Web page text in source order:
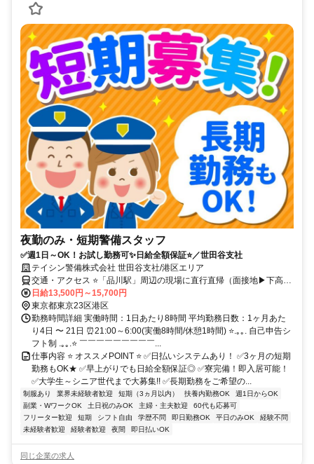
夜勤のみ・短期警備スタッフ
✅週1日～OK！お試し勤務可✨日給全額保証⭐／世田谷支社
テイシン警備株式会社 世田谷支社/港区エリア
交通・アクセス ⭐「品川駅」周辺の現場に直行直帰（面接地▶下高井
戸駅 徒歩4分）
日給13,500円～15,700円
東京都東京23区港区
勤務時間詳細 実働時間：1日あたり8時間 平均勤務日数：1ヶ月あた
り4日 〜 21日 ⏰21:00～6:00(実働8時間/休憩1時間) ⭐.｡｡. 自己申告シ
フト制 .｡｡.⭐ ￣￣￣￣￣￣￣￣￣...
仕事内容 ⭐ オススメPOINT ⭐ ✅日払いシステムあり！ ✅3ヶ月の短期
勤務もOK★ ✅早上がりでも日給全額保証◎ ✅寮完備！即入居可能！
✅大学生～シニア世代まで大募集!! ✅長期勤務をご希望の...
制服あり 業界未経験者歓迎 短期（3ヵ月以内） 扶養内勤務OK
週1日からOK
副業・WワークOK
土日祝のみOK 主婦・主夫歓迎
60代も応募可
フリーター歓迎
短期 シフト自由 学歴不問 即日勤務OK 平日のみOK
経験不問
未経験者歓迎
経験者歓迎 夜間 即日払いOK
同じ企業の求人